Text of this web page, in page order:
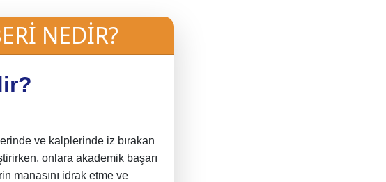
NEDİR?
ve kalplerinde iz bırakan
onlara akademik başarı
manasını idrak etme ve